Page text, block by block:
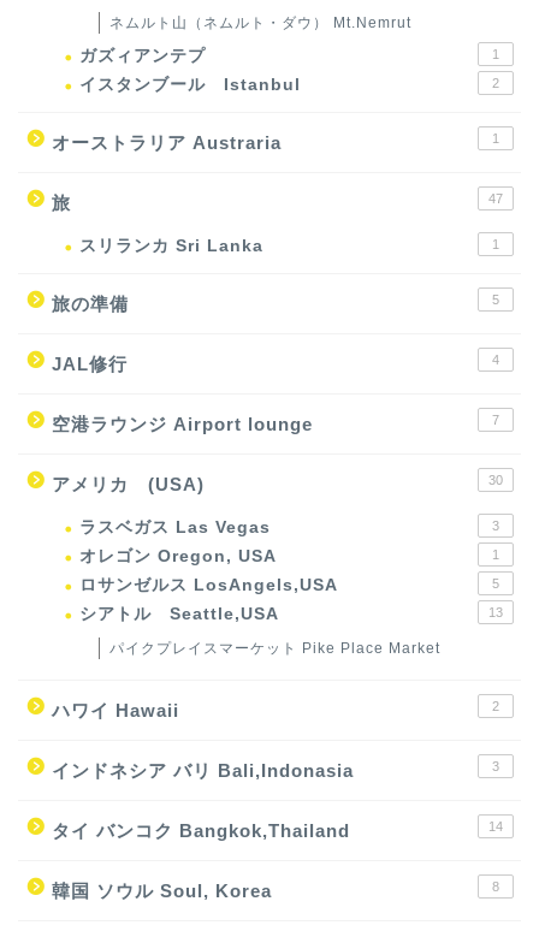
ネムルト山（ネムルト・ダウ） Mt.Nemrut
ガズィアンテプ 1
イスタンブール Istanbul 2
オーストラリア Austraria 1
旅 47
スリランカ Sri Lanka 1
旅の準備 5
JAL修行 4
空港ラウンジ Airport lounge 7
アメリカ (USA) 30
ラスベガス Las Vegas 3
オレゴン Oregon, USA 1
ロサンゼルス LosAngels,USA 5
シアトル Seattle,USA 13
パイクプレイスマーケット Pike Place Market
ハワイ Hawaii 2
インドネシア バリ Bali,Indonasia 3
タイ バンコク Bangkok,Thailand 14
韓国 ソウル Soul, Korea 8